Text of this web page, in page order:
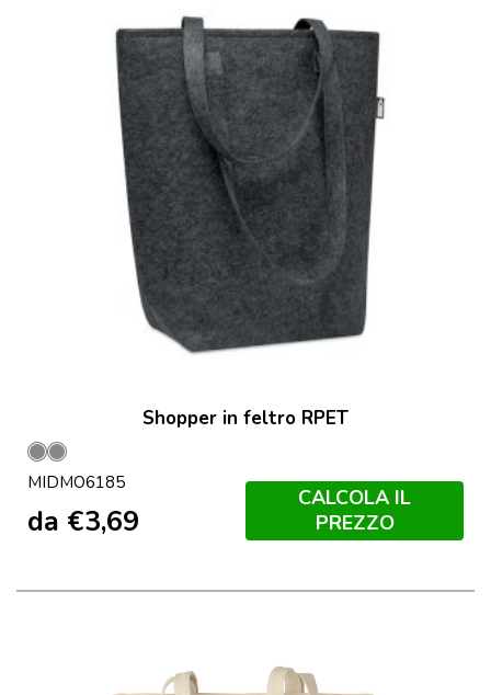
Shopper in feltro RPET
GrigioGrigio
Pietra
MIDMO6185
da €3,69
CALCOLA IL
PREZZO